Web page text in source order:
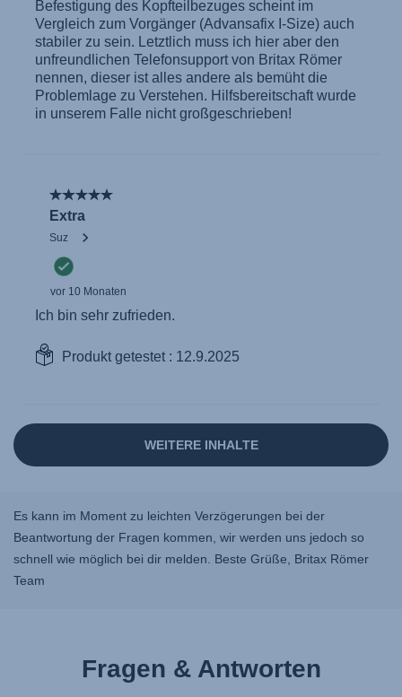
Es kann im Moment zu leichten Verzögerungen bei der
Beantwortung der Fragen kommen, wir werden uns jedoch so
schnell wie möglich bei dir melden. Beste Grüße, Britax Römer
Team
Fragen & Antworten